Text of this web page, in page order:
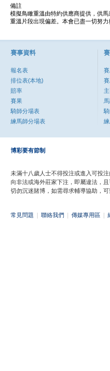
備註
模擬鳥瞰重溫由特約供應商提供，供
重溫片段出現偏差。本會已盡一切努
賽事資料
報名表
排位表(本地)
賠率
賽果
騎師分場表
練馬師分場表
博彩要有節制
未滿十八歲人士不得投注或進入可投注
向非法或海外莊家下注，即屬違法，且
切勿沉迷賭博，如需尋求輔導協助，
常見問題 聯絡我們 傳媒專用區